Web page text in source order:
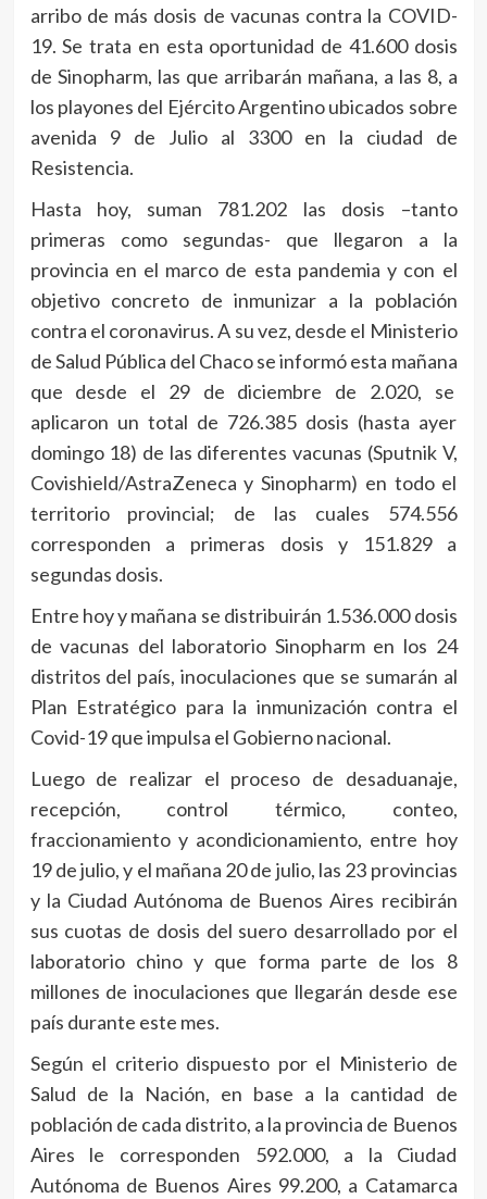
arribo de más dosis de vacunas contra la COVID-
19. Se trata en esta oportunidad de 41.600 dosis
de Sinopharm, las que arribarán mañana, a las 8, a
los playones del Ejército Argentino ubicados sobre
avenida 9 de Julio al 3300 en la ciudad de
Resistencia.
Hasta hoy, suman 781.202 las dosis –tanto
primeras como segundas- que llegaron a la
provincia en el marco de esta pandemia y con el
objetivo concreto de inmunizar a la población
contra el coronavirus. A su vez, desde el Ministerio
de Salud Pública del Chaco se informó esta mañana
que desde el 29 de diciembre de 2.020, se
aplicaron un total de 726.385 dosis (hasta ayer
domingo 18) de las diferentes vacunas (Sputnik V,
Covishield/AstraZeneca y Sinopharm) en todo el
territorio provincial; de las cuales 574.556
corresponden a primeras dosis y 151.829 a
segundas dosis.
Entre hoy y mañana se distribuirán 1.536.000 dosis
de vacunas del laboratorio Sinopharm en los 24
distritos del país, inoculaciones que se sumarán al
Plan Estratégico para la inmunización contra el
Covid-19 que impulsa el Gobierno nacional.
Luego de realizar el proceso de desaduanaje,
recepción, control térmico, conteo,
fraccionamiento y acondicionamiento, entre hoy
19 de julio, y el mañana 20 de julio, las 23 provincias
y la Ciudad Autónoma de Buenos Aires recibirán
sus cuotas de dosis del suero desarrollado por el
laboratorio chino y que forma parte de los 8
millones de inoculaciones que llegarán desde ese
país durante este mes.
Según el criterio dispuesto por el Ministerio de
Salud de la Nación, en base a la cantidad de
población de cada distrito, a la provincia de Buenos
Aires le corresponden 592.000, a la Ciudad
Autónoma de Buenos Aires 99.200, a Catamarca